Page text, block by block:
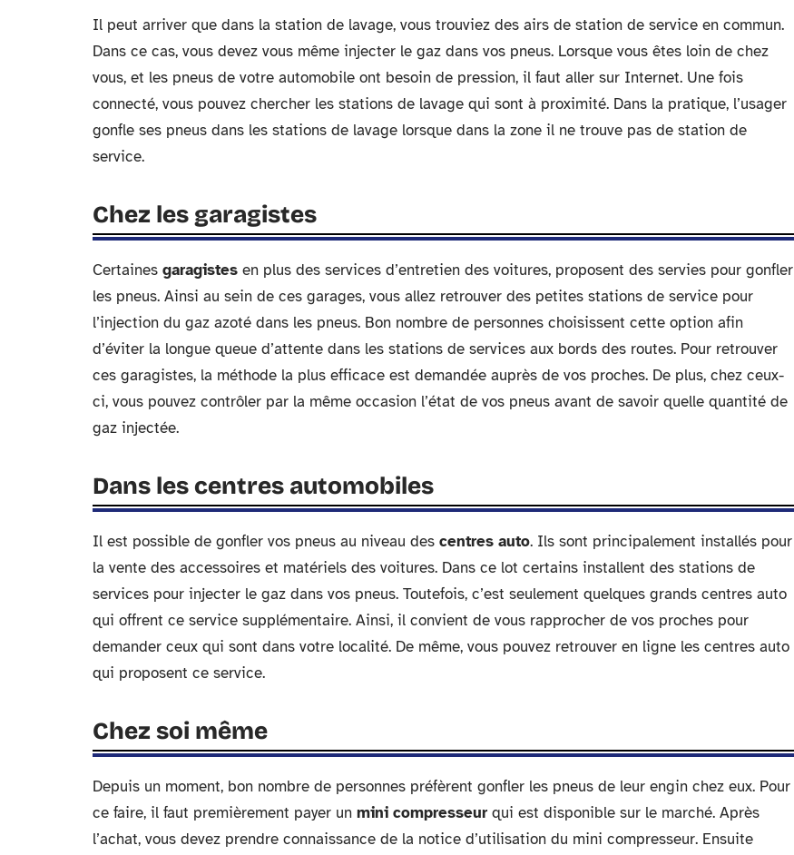
Il peut arriver que dans la station de lavage, vous trouviez des airs de station de service en commun.
Dans ce cas, vous devez vous même injecter le gaz dans vos pneus. Lorsque vous êtes loin de chez
vous, et les pneus de votre automobile ont besoin de pression, il faut aller sur Internet. Une fois
connecté, vous pouvez chercher les stations de lavage qui sont à proximité. Dans la pratique, l’usager
gonfle ses pneus dans les stations de lavage lorsque dans la zone il ne trouve pas de station de
service.
Chez les garagistes
Certaines garagistes en plus des services d’entretien des voitures, proposent des servies pour gonfler
les pneus. Ainsi au sein de ces garages, vous allez retrouver des petites stations de service pour
l’injection du gaz azoté dans les pneus. Bon nombre de personnes choisissent cette option afin
d’éviter la longue queue d’attente dans les stations de services aux bords des routes. Pour retrouver
ces garagistes, la méthode la plus efficace est demandée auprès de vos proches. De plus, chez ceux-
ci, vous pouvez contrôler par la même occasion l’état de vos pneus avant de savoir quelle quantité de
gaz injectée.
Dans les centres automobiles
Il est possible de gonfler vos pneus au niveau des centres auto. Ils sont principalement installés pour
la vente des accessoires et matériels des voitures. Dans ce lot certains installent des stations de
services pour injecter le gaz dans vos pneus. Toutefois, c’est seulement quelques grands centres auto
qui offrent ce service supplémentaire. Ainsi, il convient de vous rapprocher de vos proches pour
demander ceux qui sont dans votre localité. De même, vous pouvez retrouver en ligne les centres auto
qui proposent ce service.
Chez soi même
Depuis un moment, bon nombre de personnes préfèrent gonfler les pneus de leur engin chez eux. Pour
ce faire, il faut premièrement payer un mini compresseur qui est disponible sur le marché. Après
l’achat, vous devez prendre connaissance de la notice d’utilisation du mini compresseur. Ensuite